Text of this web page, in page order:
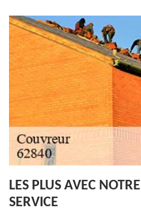
LES PLUS AVEC
SERVICE